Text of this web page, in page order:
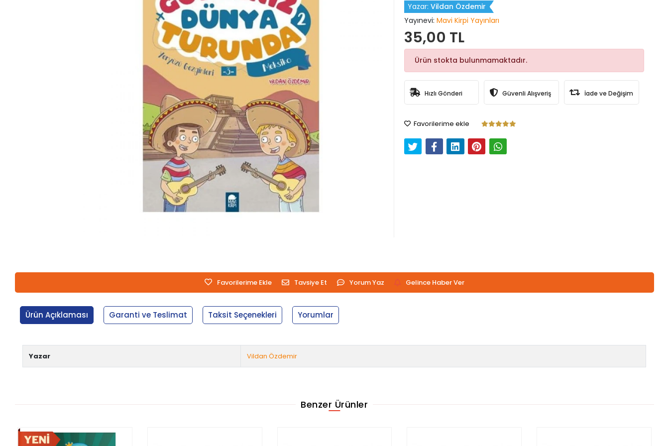
Yazar: Vildan Özdemir
Yayınevi: Mavi Kirpi Yayınları
35,00 TL
Ürün stokta bulunmamaktadır.
Hızlı Gönderi Güvenli Alışveriş İade ve Değişim
Favorilerime ekle
Favorilerime Ekle Tavsiye Et Yorum Yaz Gelince Haber Ver
Ürün Açıklaması Garanti ve Teslimat Taksit Seçenekleri Yorumlar
Yazar Vildan Özdemir
Benzer Ürünler